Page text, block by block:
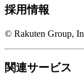
採用情報
© Rakuten Group,
関連サービス